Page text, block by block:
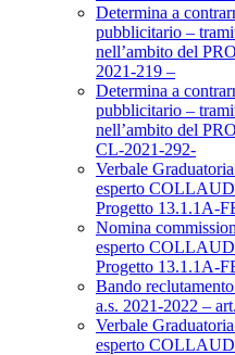
Determina a
pubblicitario –
nell’ambito del
2021-219 –
Determina a
pubblicitario –
nell’ambito del
CL-2021-292-
Verbale
esperto
Progetto 13.1.1A-
Nomina
esperto
Progetto 13.1.1A-
Bando
a.s. 2021-2022 –
Verbale
esperto